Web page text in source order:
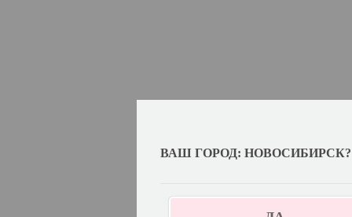
ВАШ ГОРОД: НОВОСИБИРСК?